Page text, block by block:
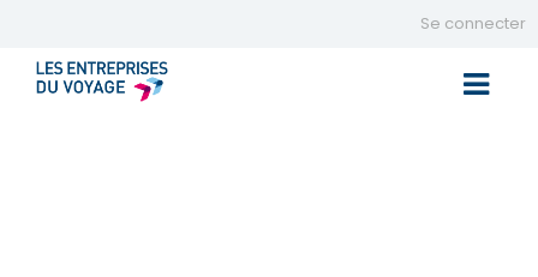
Se connecter